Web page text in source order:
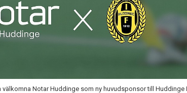
Notar Huddinge som ny huvudsponsor till Huddinge